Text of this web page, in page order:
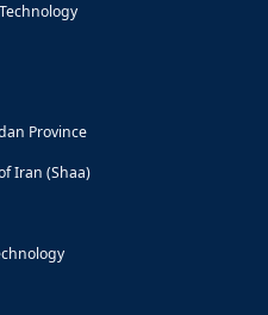
Province
Iran (Shaa)